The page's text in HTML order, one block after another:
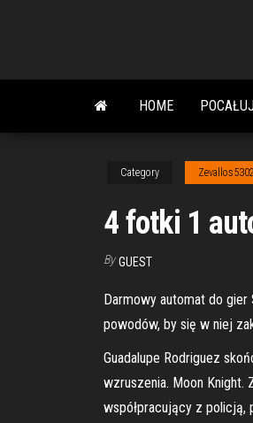
content
HOME
Category
4 fotki 1
By GUEST
Darmowy automat do gier
powodów, by się w niej
Guadalupe Rodriguez
wzruszenia. Moon Knight.
współpracujący z policją,